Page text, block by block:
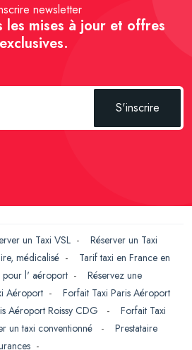
newsletter
les mises à jour et offres
exclusives.
S'inscrire
un Taxi VSL - Réserver un Taxi
médicalisé - Tarif taxi en France en
pour l' aéroport - Réservez une
Aéroport - Forfait Taxi Paris Aéroport
Aéroport Roissy CDG - Forfait Taxi
un taxi conventionné - Prestataire
-